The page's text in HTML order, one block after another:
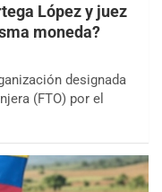
López y juez
moneda?
designada
(FTO) por el